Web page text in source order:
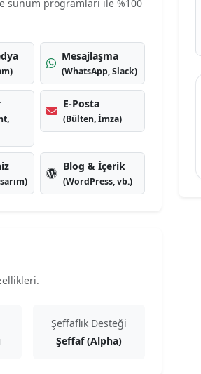
sunum programları ile %100
Mesajlaşma
(WhatsApp, Slack)
E-Posta
(Bülten, İmza)
Blog & İçerik
(WordPress, vb.)
Şeffaflık Desteği
Şeffaf (Alpha)